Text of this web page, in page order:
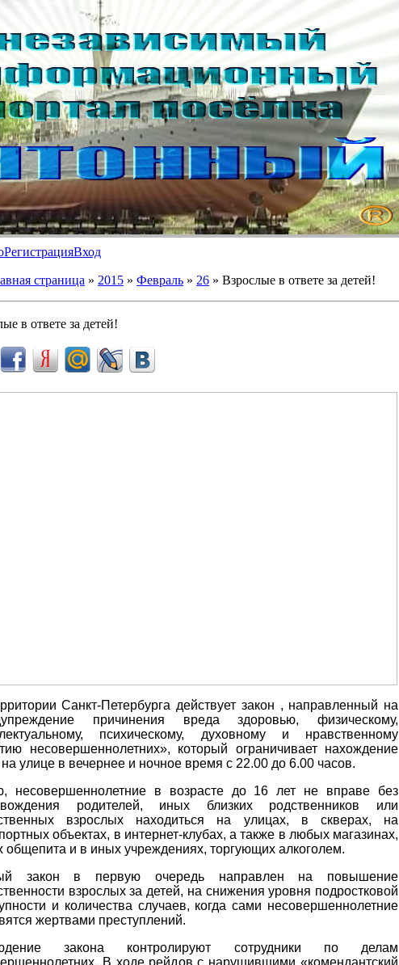
РегистрацияВход
страница » 2015 » Февраль » 26 » Взрослые в ответе за детей!
в ответе за детей!
Санкт-Петербурга действует закон , направленный на
причинения вреда здоровью, физическому,
психическому, духовному и нравственному
несовершеннолетних», который ограничивает нахождение
на улице в вечернее и ночное время с 22.00 до 6.00 часов.
несовершеннолетние в возрасте до 16 лет не вправе без
родителей, иных близких родственников или
взрослых находиться на улицах, в скверах, на
объектах, в интернет-клубах, а также в любых магазинах,
общепита и в иных учреждениях, торгующих алкоголем.
закон в первую очередь направлен на повышение
взрослых за детей, на снижения уровня подростковой
и количества случаев, когда сами несовершеннолетние
жертвами преступлений.
закона контролируют сотрудники по делам
В ходе рейдов с нарушившими «комендантский